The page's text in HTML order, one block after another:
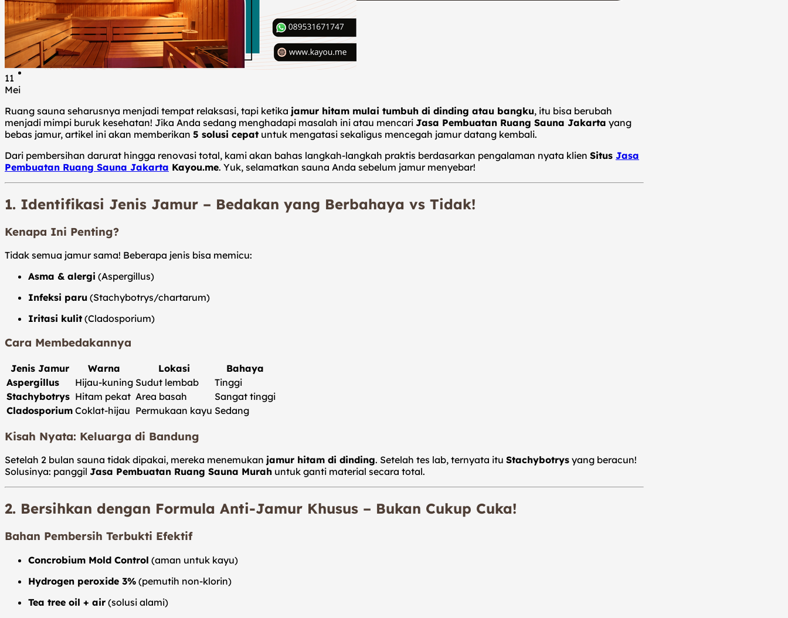
Tentang Kami
Blog
Kontak Kami
Hubungi Kami
11
Mei
Ruang sauna seharusnya menjadi tempat relaksasi, tapi ketika jamur hitam mulai tumbuh di dinding atau bangku, itu bisa berubah
menjadi mimpi buruk kesehatan! Jika Anda sedang menghadapi masalah ini atau mencari Jasa Pembuatan Ruang Sauna Jakarta yang
bebas jamur, artikel ini akan memberikan 5 solusi cepat untuk mengatasi sekaligus mencegah jamur datang kembali.
Dari pembersihan darurat hingga renovasi total, kami akan bahas langkah-langkah praktis berdasarkan pengalaman nyata klien Situs Jasa
Pembuatan Ruang Sauna Jakarta Kayou.me. Yuk, selamatkan sauna Anda sebelum jamur menyebar!
1. Identifikasi Jenis Jamur – Bedakan yang Berbahaya vs Tidak!
Kenapa Ini Penting?
Tidak semua jamur sama! Beberapa jenis bisa memicu:
Asma & alergi (Aspergillus)
Infeksi paru (Stachybotrys/chartarum)
Iritasi kulit (Cladosporium)
Cara Membedakannya
Jenis Jamur Warna Lokasi
Bahaya
Aspergillus
Hijau-kuning Sudut lembab
Tinggi
Stachybotrys Hitam pekat Area basah
Sangat tinggi
Cladosporium Coklat-hijau Permukaan kayu Sedang
Kisah Nyata: Keluarga di Bandung
Setelah 2 bulan sauna tidak dipakai, mereka menemukan jamur hitam di dinding. Setelah tes lab, ternyata itu Stachybotrys yang beracun!
Solusinya: panggil Jasa Pembuatan Ruang Sauna Murah untuk ganti material secara total.
2. Bersihkan dengan Formula Anti-Jamur Khusus – Bukan Cukup Cuka!
Bahan Pembersih Terbukti Efektif
Concrobium Mold Control (aman untuk kayu)
Hydrogen peroxide 3% (pemutih non-klorin)
Tea tree oil + air (solusi alami)